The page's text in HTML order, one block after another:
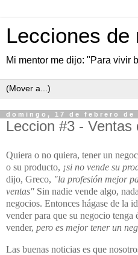
Lecciones de
Mi mentor me dijo: "Para vivir
domingo, 17 de febrero de
Leccion #3 - Ventas
Quiera o no quiera, tener un
o su producto, ¡si no vende su
dijo, Greco, "la profesión mejor
ventas" Sin nadie vende algo,
negocios. Entonces hágase de la
vender para que su negocio
vender, pero es mejor tener un
Las buenas noticias es que